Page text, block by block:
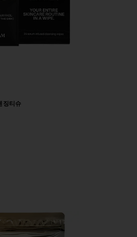
징티슈
MANE 모발 피부 네일 보충제